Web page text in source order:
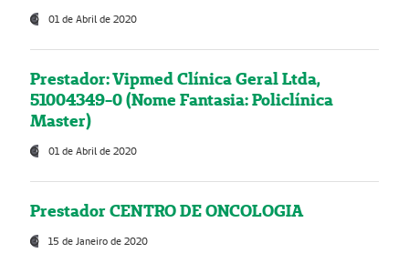
01 de Abril de 2020
Prestador: Vipmed Clínica Geral Ltda,
51004349-0 (Nome Fantasia: Policlínica
Master)
01 de Abril de 2020
Prestador CENTRO DE ONCOLOGIA
15 de Janeiro de 2020